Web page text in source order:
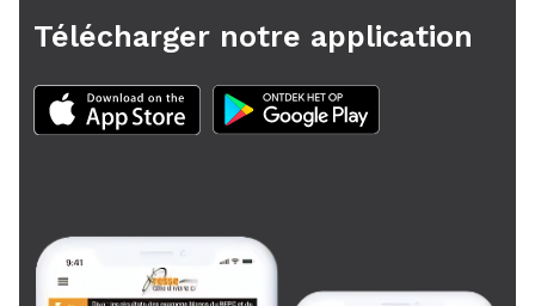
Télécharger notre application